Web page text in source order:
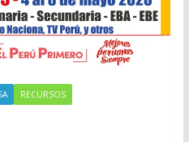
RECURSOS